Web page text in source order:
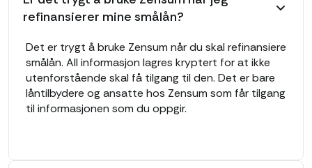
refinansierer mine smålån?
Det er trygt å bruke Zensum når du skal refinansiere
smålån. All informasjon lagres kryptert for at ikke
utenforstående skal få tilgang til den. Det er bare
låntilbydere og ansatte hos Zensum som får tilgang
til informasjonen som du oppgir.